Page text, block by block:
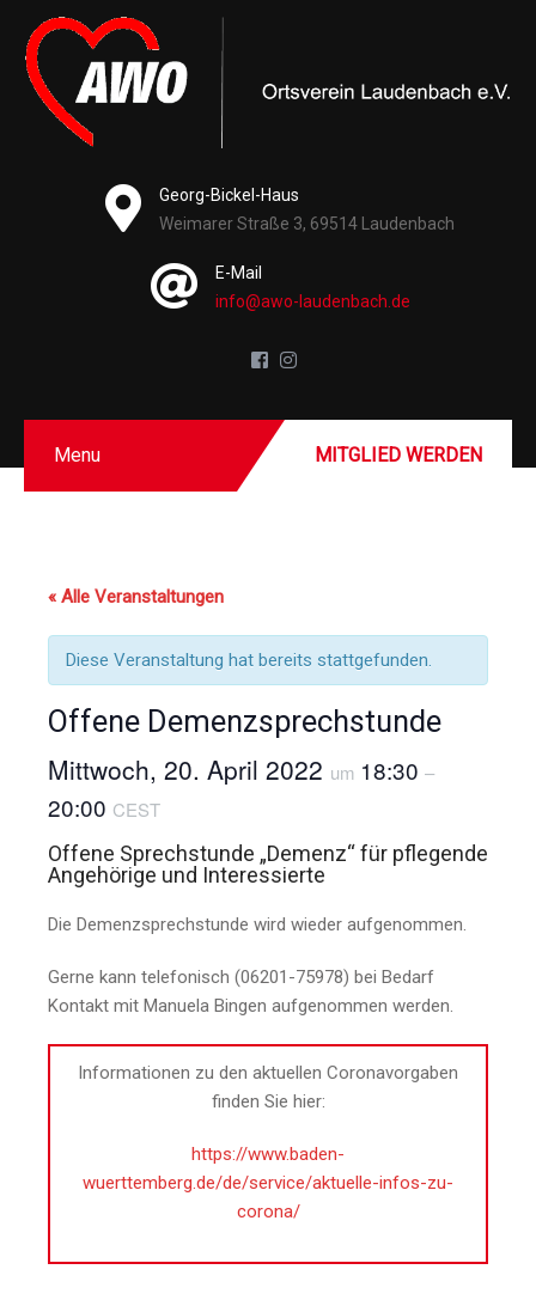
Georg-Bickel-Haus
Weimarer Straße 3, 69514 Laudenbach
E-Mail
info@awo-laudenbach.de
Menu MITGLIED WERDEN
« Alle Veranstaltungen
Diese Veranstaltung hat bereits stattgefunden.
Offene Demenzsprechstunde
Mittwoch, 20. April 2022 um 18:30 –
20:00 CEST
Offene Sprechstunde „Demenz“ für pflegende
Angehörige und Interessierte
Die Demenzsprechstunde wird wieder aufgenommen.
Gerne kann telefonisch (06201-75978) bei Bedarf
Kontakt mit Manuela Bingen aufgenommen werden.
Informationen zu den aktuellen Coronavorgaben
finden Sie hier:
https://www.baden-
wuerttemberg.de/de/service/aktuelle-infos-zu-
corona/